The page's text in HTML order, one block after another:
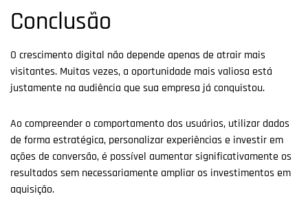
Conclusão
O crescimento digital não depende apenas de atrair mais
visitantes. Muitas vezes, a oportunidade mais valiosa está
justamente na audiência que sua empresa já conquistou.
Ao compreender o comportamento dos usuários, utilizar dados
de forma estratégica, personalizar experiências e investir em
ações de conversão, é possível aumentar significativamente os
resultados sem necessariamente ampliar os investimentos em
aquisição.